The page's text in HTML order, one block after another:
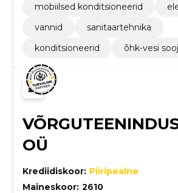
mobiilsed konditsioneerid
vannid
sanitaartehnika
konditsioneerid
õhk-vesi
OÜ
Krediidiskoor: Piiripealne
Maineskoor: 2610